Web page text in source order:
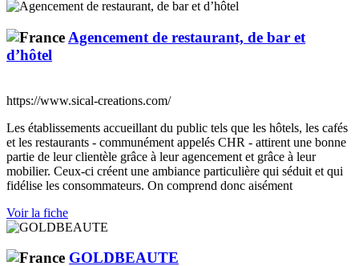
Agencement de restaurant, de bar et
d’hôtel
https://www.sical-creations.com/
Les établissements accueillant du public tels que les hôtels, les cafés
et les restaurants - communément appelés CHR - attirent une bonne
partie de leur clientèle grâce à leur agencement et grâce à leur
mobilier. Ceux-ci créent une ambiance particulière qui séduit et qui
fidélise les consommateurs. On comprend donc aisément
Voir la fiche
GOLDBEAUTE